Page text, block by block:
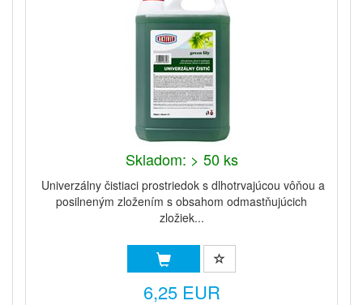
Skladom: > 50 ks
Univerzálny čistiaci prostriedok s dlhotrvajúcou vôňou a
posilneným zložením s obsahom odmastňujúcich
zložiek...
6,25 EUR